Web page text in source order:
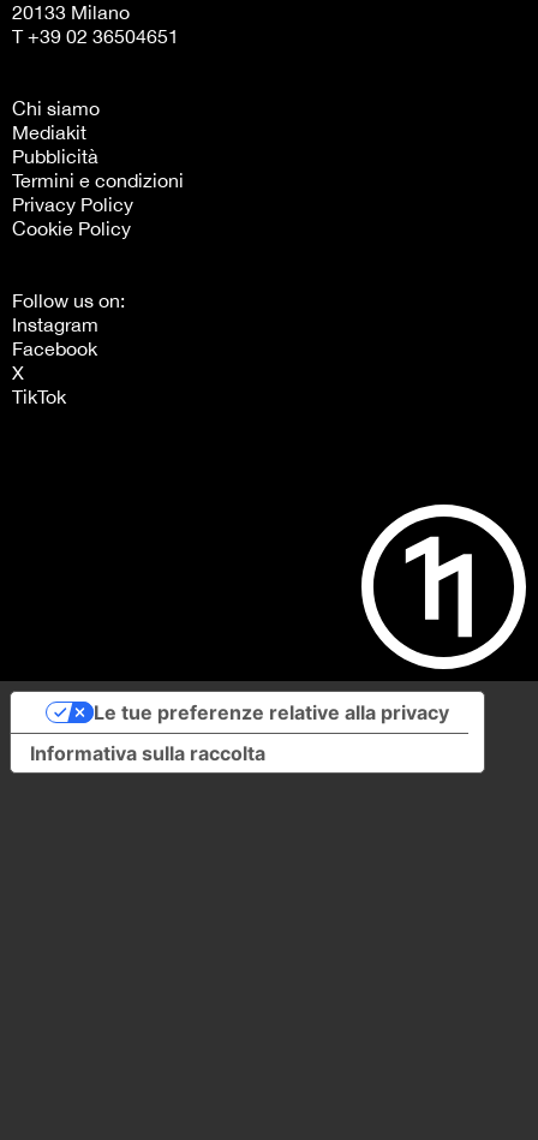
20133 Milano
T +39 02 36504651
Chi siamo
Mediakit
Pubblicità
Termini e condizioni
Privacy Policy
Cookie Policy
Follow us on:
Instagram
Facebook
X
TikTok
Informativa sulla raccolta
Le tue preferenze relative alla privacy